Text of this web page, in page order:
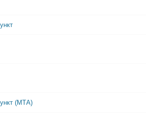
(МТА)